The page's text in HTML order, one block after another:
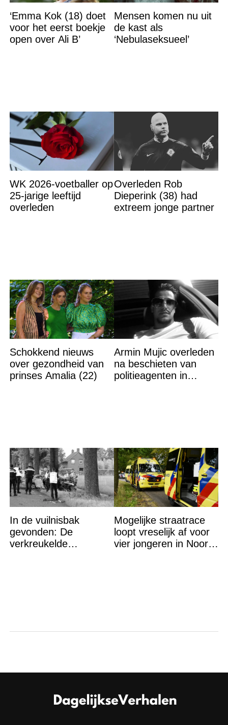
‘Emma Kok (18) doet
voor het eerst boekje
open over Ali B’
Mensen komen nu uit
de kast als
‘Nebulaseksueel’
WK 2026-voetballer op
25-jarige leeftijd
overleden
Overleden Rob
Dieperink (38) had
extreem jonge partner
Schokkend nieuws
over gezondheid van
prinses Amalia (22)
Armin Mujic overleden
na beschieten van
politieagenten in
In de vuilnisbak
gevonden: De
verkreukelde
Mogelijke straatrace
loopt vreselijk af voor
vier jongeren in Noord-